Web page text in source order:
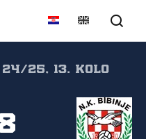
24/25, 13. kolo